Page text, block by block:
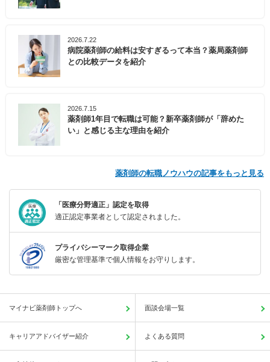
2026.7.22
病院薬剤師の給料は安すぎるって本当？薬局薬剤師
との比較データを紹介
2026.7.15
薬剤師1年目で転職は可能？新卒薬剤師が「辞めた
い」と感じる主な理由を紹介
薬剤師の転職ノウハウの記事をもっと見る
「医療分野適正」認定を取得
適正認定事業者として認定されました。
プライバシーマーク取得企業
厳密な管理基準で個人情報をお守りします。
マイナビ薬剤師トップへ 面談会場一覧
キャリアアドバイザー紹介 よくある質問